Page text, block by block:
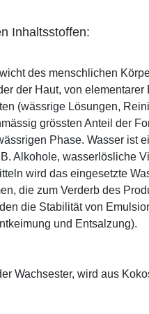
Inhaltsstoffen:
des menschlichen
der Haut, von elementarer
(wässrige Lösungen,
grössten Anteil der
Phase. Wasser ist
Alkohole, wasserlösliche
wird das eingesetzte
die zum Verderb des
die Stabilität von
und Entsalzung).
Wachsester, wird aus